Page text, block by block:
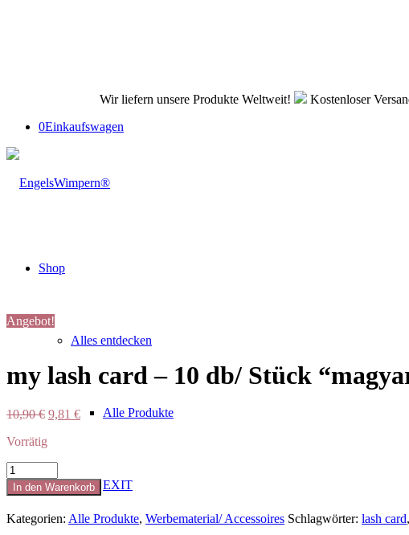
Wir liefern unsere Produkte Weltweit! Kostenloser
0Einkaufswagen
Shop
Alles entdecken
Alle Produkte
EXIT
Angebot!
my lash card – 10 db/ Stück
10,90€ Ursprünglicher
9,81 €Aktueller
Vorrätig
my
lash
card
-
10
In den Warenkorb
Kategorien: Alle Produkte, Werbematerial/ Accessoires Schlagwörter: lash card,